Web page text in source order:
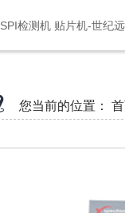
SPI检测机 贴片机-世纪
您当前的位置：